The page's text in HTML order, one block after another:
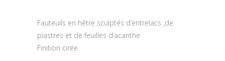
Fauteuils en hêtre sculptés d’entrelacs ,de
piastres et de feuilles d’acanthe
Finition cirée